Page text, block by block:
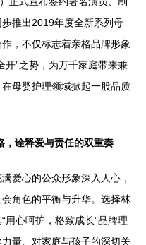
推出2019年度全新系列母
，不仅标志着亲格品牌形象
开”之势，为万千家庭带来兼
母婴护理领域掀起一股品质
，诠释爱与责任的双重奏
爱心的公众形象深入人心，
角色的平衡与升华。选择林
用心呵护，格致成长”品牌理
量、对家庭与孩子的深切关